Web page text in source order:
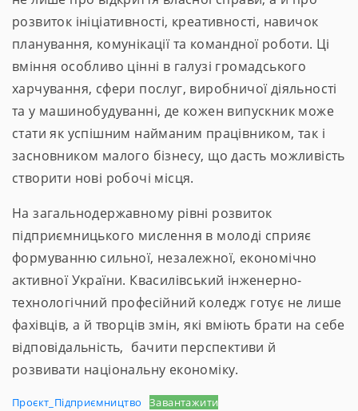
розвиток ініціативності, креативності, навичок
планування, комунікації та командної роботи. Ці
вміння особливо цінні в галузі громадського
харчування, сфери послуг, виробничої діяльності
та у машинобудуванні, де кожен випускник може
стати як успішним найманим працівником, так і
засновником малого бізнесу, що дасть можливість
створити нові робочі місця.
На загальнодержавному рівні розвиток
підприємницького мислення в молоді сприяє
формуванню сильної, незалежної, економічно
активної України. Квасилівський інженерно-
технологічний професійний коледж готує не лише
фахівців, а й творців змін, які вміють брати на себе
відповідальність, бачити перспективи й
розвивати національну економіку.
Проєкт_Підприємництво Завантажити